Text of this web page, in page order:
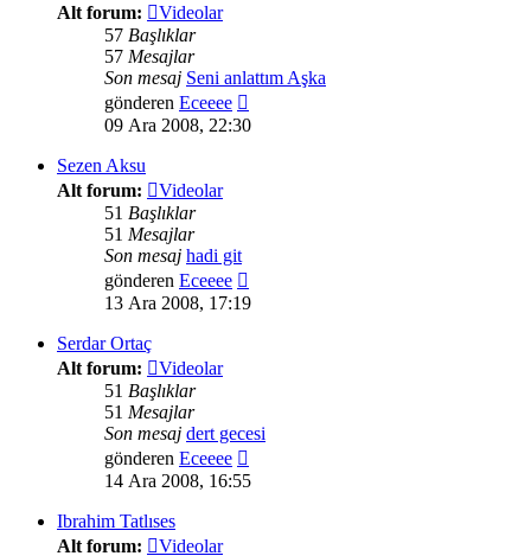
Alt forum:
Videolar
57 Başlıklar
57 Mesajlar
Son mesaj Seni anlattım Aşka
gönderen Eceeee
mesajı
09 Ara 2008, 22:30
Sezen Aksu
Alt forum:
Videolar
51 Başlıklar
51 Mesajlar
Son mesaj hadi git
gönderen Eceeee
mesajı
13 Ara 2008, 17:19
Serdar Ortaç
Alt forum:
Videolar
51 Başlıklar
51 Mesajlar
Son mesaj dert gecesi
gönderen Eceeee
mesajı
14 Ara 2008, 16:55
Ibrahim Tatlıses
Alt forum:
Videolar